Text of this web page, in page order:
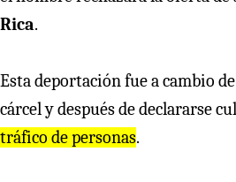
Rica.
Esta deportación fue a cambio
cárcel y después de declararse
tráfico de personas.